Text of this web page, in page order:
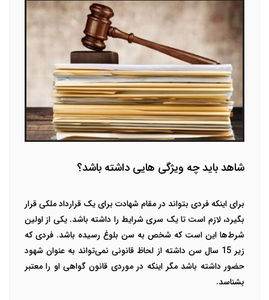
شاهد باید چه ویژگی هایی داشته باشد؟
برای اینکه فردی بتواند در مقام شهادت برای یک قرارداد ملکی قرار
بگیرد، لازم است تا یک سری شرایط را داشته باشد. یکی از اولین
شرط‌ها این است که شخص به سن بلوغ رسیده باشد. فردی که
زیر 15 سال سن داشته از لحاظ قانونی نمی‌تواند به عنوان شهود
حضور داشته باشد مگر اینکه در موردی قانون گواهی او را معتبر
بشناسد.